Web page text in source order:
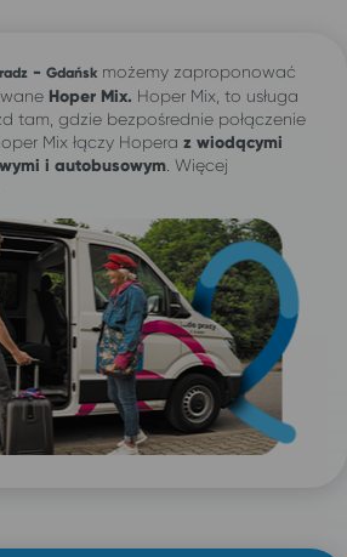
- Gdańsk możemy zaproponować
Hoper Mix. Hoper Mix, to usługa
tam, gdzie bezpośrednie połączenie
Mix łączy Hopera z wiodącymi
i autobusowym . Więcej